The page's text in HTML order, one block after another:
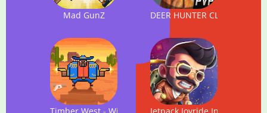
Mad GunZ DEER HUNTER CLASSIC
Timber West - Wild West Arcade Shooter
Jetpack Joyride India